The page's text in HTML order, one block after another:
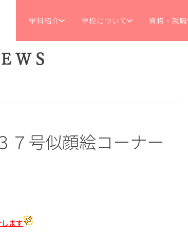
学科紹介 学校について 資格・就職
７号似顔絵コーナー
ます